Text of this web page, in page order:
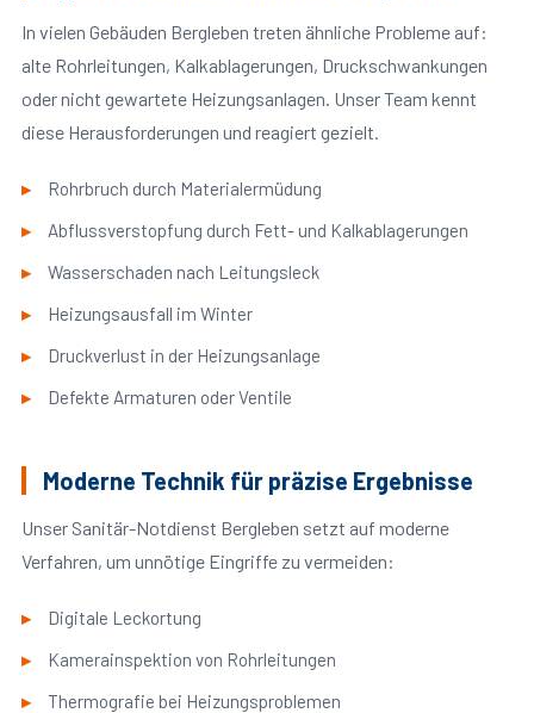
In vielen Gebäuden Bergleben treten ähnliche Probleme auf:
alte Rohrleitungen, Kalkablagerungen, Druckschwankungen
oder nicht gewartete Heizungsanlagen. Unser Team kennt
diese Herausforderungen und reagiert gezielt.
Rohrbruch durch Materialermüdung
Abflussverstopfung durch Fett- und Kalkablagerungen
Wasserschaden nach Leitungsleck
Heizungsausfall im Winter
Druckverlust in der Heizungsanlage
Defekte Armaturen oder Ventile
Moderne Technik für präzise Ergebnisse
Unser Sanitär-Notdienst Bergleben setzt auf moderne
Verfahren, um unnötige Eingriffe zu vermeiden:
Digitale Leckortung
Kamerainspektion von Rohrleitungen
Thermografie bei Heizungsproblemen